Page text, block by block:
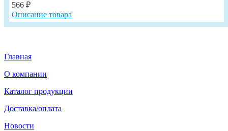
566 ₽
Описание товара
Главная
О компании
Каталог продукции
Доставка/оплата
Новости